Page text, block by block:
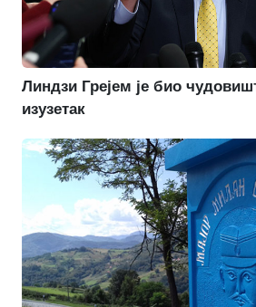
Линдзи Грејем је био
изузетак